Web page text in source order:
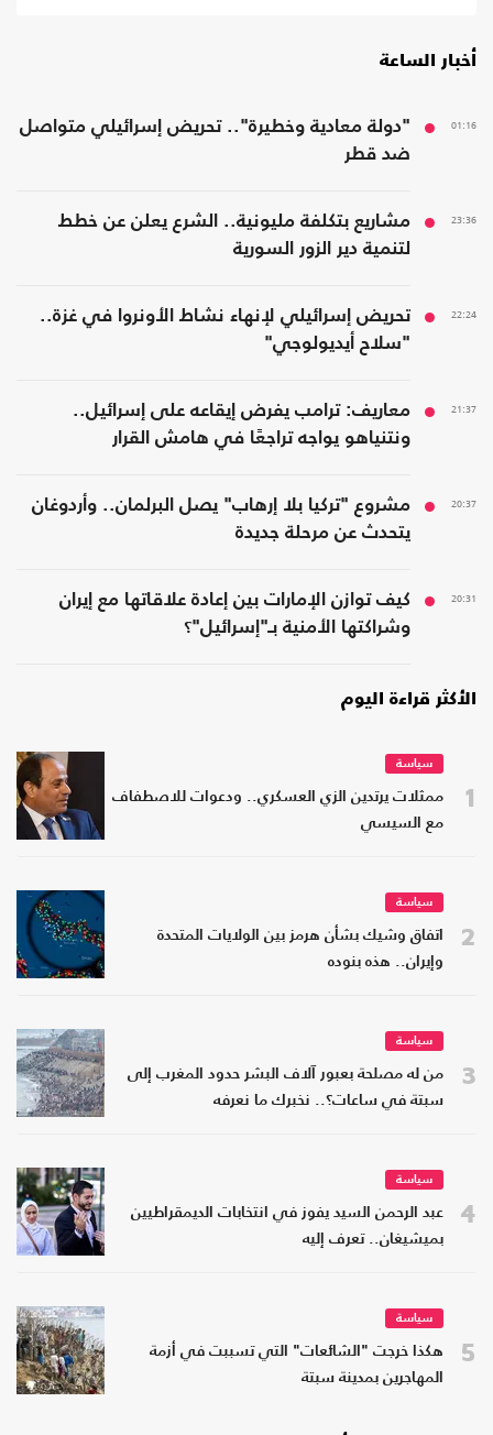
أخبار الساعة
01:16
"دولة معادية وخطيرة".. تحريض إسرائيلي متواصل
ضد قطر
23:36
مشاريع بتكلفة مليونية.. الشرع يعلن عن خطط
لتنمية دير الزور السورية
22:24
تحريض إسرائيلي لإنهاء نشاط الأونروا في غزة..
"سلاح أيديولوجي"
21:37
معاريف: ترامب يفرض إيقاعه على إسرائيل..
ونتنياهو يواجه تراجعًا في هامش القرار
20:37
مشروع "تركيا بلا إرهاب" يصل البرلمان.. وأردوغان
يتحدث عن مرحلة جديدة
20:31
كيف توازن الإمارات بين إعادة علاقاتها مع إيران
وشراكتها الأمنية بـ"إسرائيل"؟
الأكثر قراءة اليوم
1
سياسة
ممثلات يرتدين الزي العسكري.. ودعوات للاصطفاف
مع السيسي
2
سياسة
اتفاق وشيك بشأن هرمز بين الولايات المتحدة
وإيران.. هذه بنوده
3
سياسة
من له مصلحة بعبور آلاف البشر حدود المغرب إلى
سبتة في ساعات؟.. نخبرك ما نعرفه
4
سياسة
عبد الرحمن السيد يفوز في انتخابات الديمقراطيين
بميشيغان.. تعرف إليه
5
سياسة
هكذا خرجت "الشائعات" التي تسببت في أزمة
المهاجرين بمدينة سبتة